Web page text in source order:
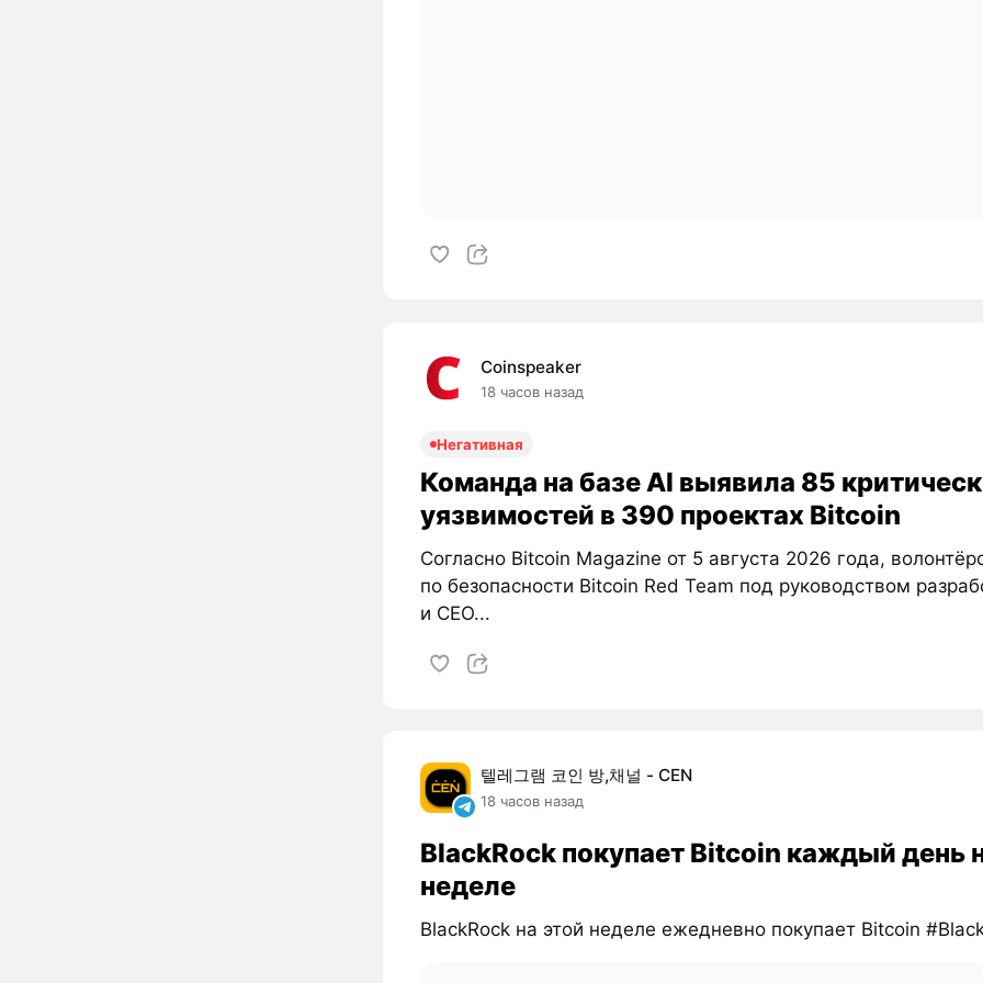
Coinspeaker
18 часов назад
Негативная
Команда на базе AI выявила 85
уязвимостей в 390 проектах Bitcoin
Согласно Bitcoin Magazine от 5 августа 2026 года,
по безопасности Bitcoin Red Team под руководством
и CEO...
텔레그램 코인 방,채널 - CEN
18 часов назад
BlackRock покупает Bitcoin каждый день
неделе
BlackRock на этой неделе ежедневно покупает Bitcoin